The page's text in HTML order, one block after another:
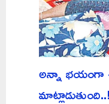
అన్నా భయంగా
మాట్లాడుతుంది..!